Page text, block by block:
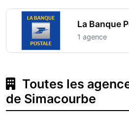
La Banque
1 agence
Toutes les
de Simacourbe